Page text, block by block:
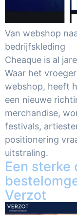
Van webshop
bedrijfskleding
Cheaque is al
Waar het
webshop, heeft
een nieuwe
merchandise,
festivals,
positionering
uitstraling.
Een sterke
Verzot